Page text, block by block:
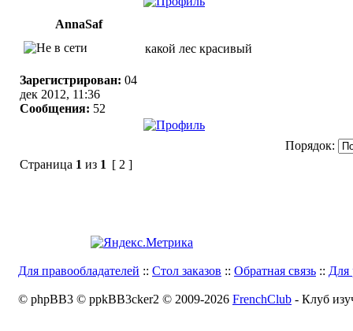
AnnaSaf
Зарегистрирован: 04
дек 2012, 11:36
Сообщения: 52
какой лес красивый
Порядок:
Страница 1 из 1 [ 2 ]
Для правообладателей :: Стол заказов :: Обратная связь :: Для
© phpBB3 © ppkBB3cker2 © 2009-2026 FrenchClub - Клуб